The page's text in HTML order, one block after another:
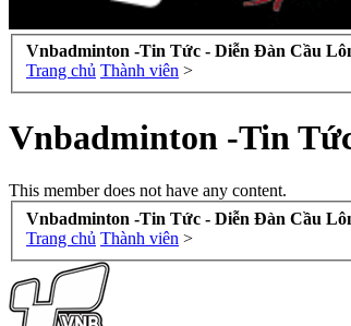
Vnbadminton -Tin Tức - Diễn Đàn Cầu
Trang chủ Thành viên >
Vnbadminton -Tin
This member does not have any content.
Vnbadminton -Tin Tức - Diễn Đàn Cầu
Trang chủ Thành viên >